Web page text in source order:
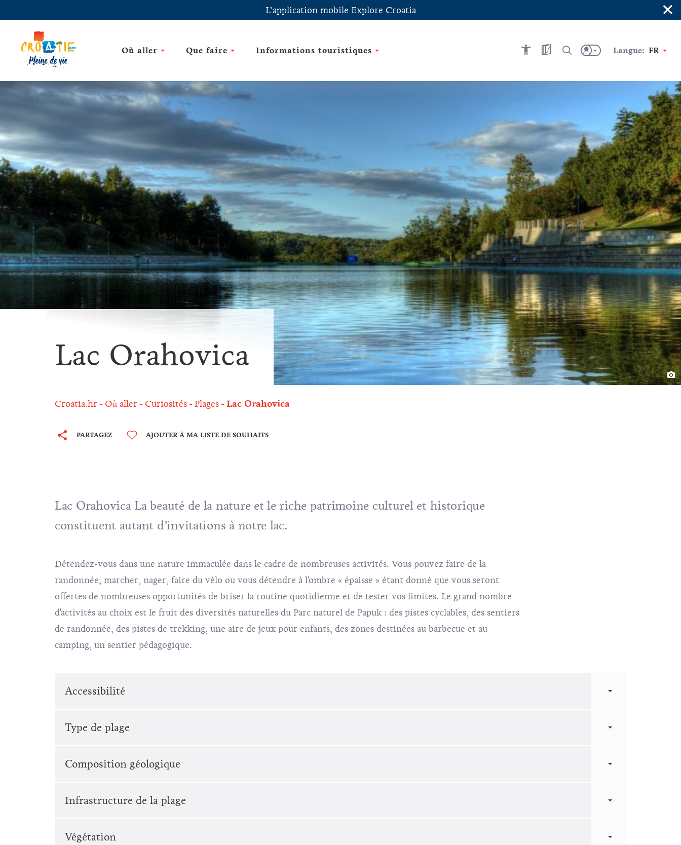
L’application mobile Explore Croatia ×
Où aller Que faire Informations touristiques Langue: FR
Lac Orahovica
Croatia.hr Où aller Curiosités Plages Lac Orahovica
PARTAGEZ AJOUTER À MA LISTE DE SOUHAITS
Lac Orahovica La beauté de la nature et le riche patrimoine culturel et historique
constituent autant d’invitations à notre lac.
Détendez-vous dans une nature immaculée dans le cadre de nombreuses activités. Vous pouvez faire de la
randonnée, marcher, nager, faire du vélo ou vous détendre à l'ombre « épaisse » étant donné que vous seront
offertes de nombreuses opportunités de briser la routine quotidienne et de tester vos limites. Le grand nombre
d'activités au choix est le fruit des diversités naturelles du Parc naturel de Papuk : des pistes cyclables, des sentiers
de randonnée, des pistes de trekking, une aire de jeux pour enfants, des zones destinées au barbecue et au
camping, un sentier pédagogique.
Accessibilité
Type de plage
Composition géologique
Infrastructure de la plage
Végétation